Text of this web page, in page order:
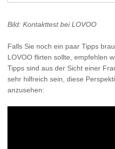
Bild: Kontakttest bei LOVOO
Falls Sie noch ein paar Tipps
LOVOO flirten sollte, empfehlen
Tipps sind aus der Sicht einer
sehr hilfreich sein, diese
anzusehen: